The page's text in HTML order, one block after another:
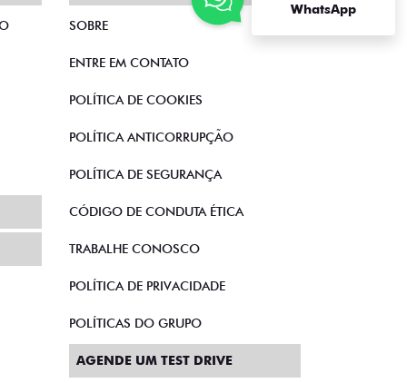
WhatsApp
SOBRE
ENTRE EM CONTATO
POLÍTICA DE COOKIES
POLÍTICA ANTICORRUPÇÃO
POLÍTICA DE SEGURANÇA
CÓDIGO DE CONDUTA ÉTICA
TRABALHE CONOSCO
POLÍTICA DE PRIVACIDADE
POLÍTICAS DO GRUPO
AGENDE UM TEST DRIVE